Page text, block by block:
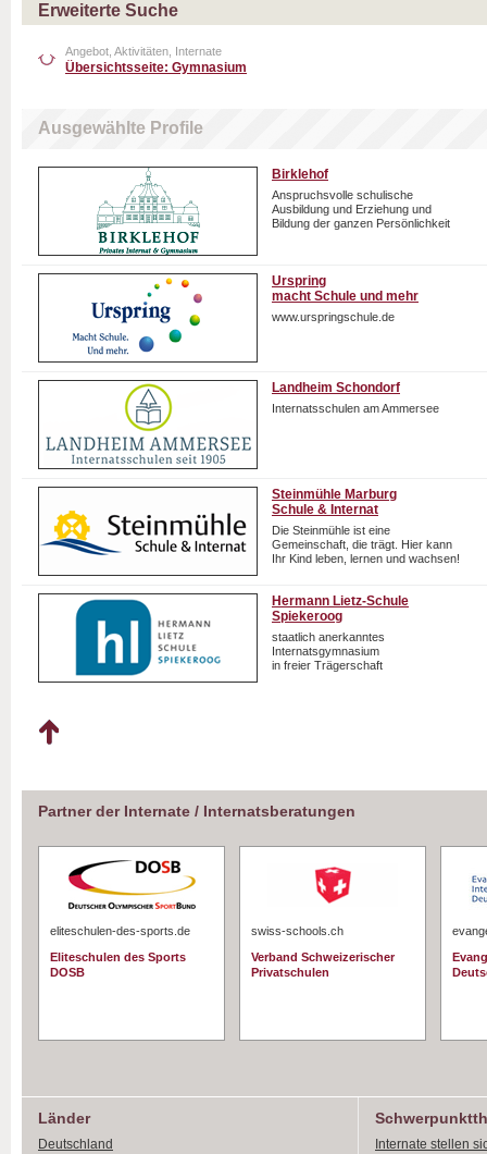
Erweiterte Suche
Angebot, Aktivitäten, Internate
Übersichtsseite: Gymnasium
Ausgewählte Profile
Birklehof
Anspruchsvolle schulische
Ausbildung und Erziehung und
Bildung der ganzen Persönlichkeit
Urspring
macht Schule und mehr
www.urspringschule.de
Landheim Schondorf
Internatsschulen am Ammersee
Steinmühle Marburg
Schule & Internat
Die Steinmühle ist eine
Gemeinschaft, die trägt. Hier kann
Ihr Kind leben, lernen und wachsen!
Hermann Lietz-Schule
Spiekeroog
staatlich anerkanntes
Internatsgymnasium
in freier Trägerschaft
Partner der Internate / Internatsberatungen
eliteschulen-des-sports.de
Eliteschulen des Sports
DOSB
swiss-schools.ch
Verband Schweizerischer
Privatschulen
Länder
Deutschland
Internate stellen